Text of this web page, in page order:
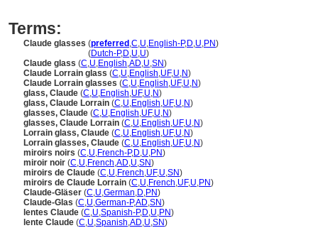
Terms:
Claude glasses (preferred ,C,U,English-P,D,U,PN)
(Dutch-P,D,U,U)
Claude glass (C,U,English,AD,U,SN)
Claude Lorrain glass (C,U,English,UF,U,N)
Claude Lorrain glasses (C,U,English,UF,U,N)
glass, Claude (C,U,English,UF,U,N)
glass, Claude Lorrain (C,U,English,UF,U,N)
glasses, Claude (C,U,English,UF,U,N)
glasses, Claude Lorrain (C,U,English,UF,U,N)
Lorrain glass, Claude (C,U,English,UF,U,N)
Lorrain glasses, Claude (C,U,English,UF,U,N)
miroirs noirs (C,U,French-P,D,U,PN)
miroir noir (C,U,French,AD,U,SN)
miroirs de Claude (C,U,French,UF,U,SN)
miroirs de Claude Lorrain (C,U,French,UF,U,PN)
Claude-Gläser (C,U,German,D,PN)
Claude-Glas (C,U,German-P,AD,SN)
lentes Claude (C,U,Spanish-P,D,U,PN)
lente Claude (C,U,Spanish,AD,U,SN)